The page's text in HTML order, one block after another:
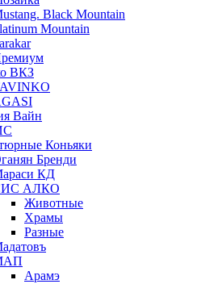
Black Mountain
Mountain
ВКЗ
Вайн
Коньяки
Бренди
КД
АЛКО
Животные
Храмы
Разные
Арамэ